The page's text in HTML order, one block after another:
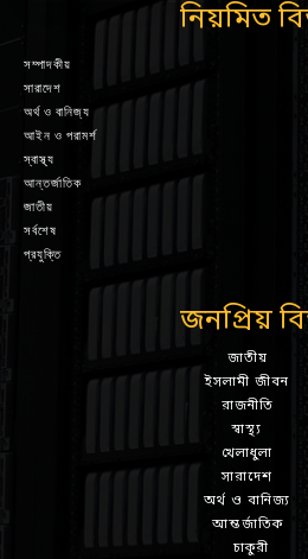
নিয়মিত
সম্পাদকীয়
সারাদেশ
অর্থ ও বানিজ্য
আইন ও পরামর্শ
স্বাস্থ্য
আন্তর্জাতিক
জাতীয়
সর্বশেষ
প্রযুক্তি
জনপ্রিয়
জাতীয়
ইসলামী জীবন
রাজনীতি
স্বাস্থ্য
খেলাধুলা
সারাদেশ
অর্থ ও বানিজ্য
আন্তর্জাতিক
চাকুরী